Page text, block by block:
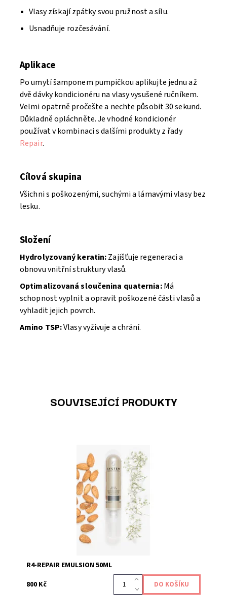
Vlasy získají zpátky svou pružnost a sílu.
Usnadňuje rozčesávání.
Aplikace
Po umytí šamponem pumpičkou aplikujte jednu až
dvě dávky kondicionéru na vlasy vysušené ručníkem.
Velmi opatrně pročešte a nechte působit 30 sekund.
Důkladně opláchněte. Je vhodné kondicionér
používat v kombinaci s dalšími produkty z řady
Repair.
Cílová skupina
Všichni s poškozenými, suchými a lámavými vlasy bez
lesku.
Složení
Hydrolyzovaný keratin:Zajišťuje regeneraci a
obnovu vnitřní struktury vlasů.
Optimalizovaná sloučenina quaternia:Má
schopnost vyplnit a opravit poškozené části vlasů a
vyhladit jejich povrch.
Amino TSP:Vlasy vyživuje a chrání.
SOUVISEJÍCÍ PRODUKTY
R4-REPAIR EMULSION 50ML
800 Kč